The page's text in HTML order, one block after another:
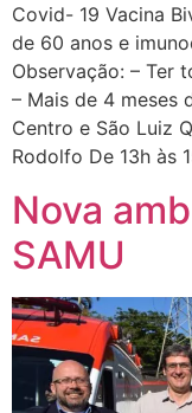
Covid- 19 Vacina
de 60 anos e
Observação: – Ter
– Mais de 4 meses
Centro e São Luiz
Rodolfo De 13h às
Nova
SAMU